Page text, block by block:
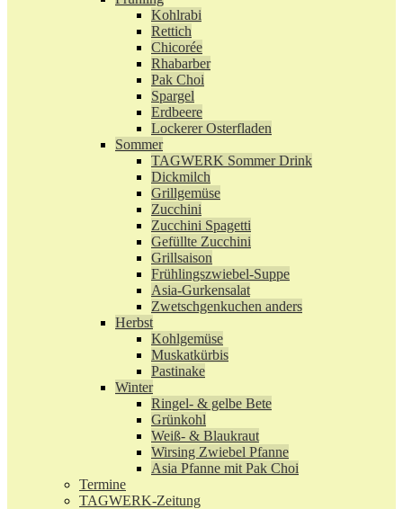
Kohlrabi
Rettich
Chicorée
Rhabarber
Pak Choi
Spargel
Erdbeere
Lockerer Osterfladen
Sommer
TAGWERK Sommer Drink
Dickmilch
Grillgemüse
Zucchini
Zucchini Spagetti
Gefüllte Zucchini
Grillsaison
Frühlingszwiebel-Suppe
Asia-Gurkensalat
Zwetschgenkuchen anders
Herbst
Kohlgemüse
Muskatkürbis
Pastinake
Winter
Ringel- & gelbe Bete
Grünkohl
Weiß- & Blaukraut
Wirsing Zwiebel Pfanne
Asia Pfanne mit Pak Choi
Termine
TAGWERK-Zeitung